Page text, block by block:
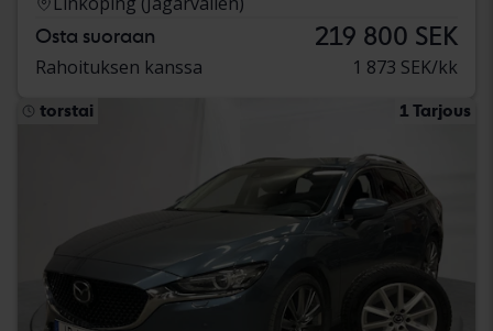
Osta suoraan 219 800 SEK
Rahoituksen kanssa 1 873 SEK/kk
torstai 1 Tarjous